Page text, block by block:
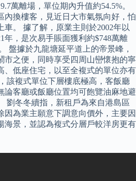
萬離場，單位期內升值約54.5%。
內換樓客，見近日大市氣氛向好，怕
。 據了解，原業主則於2002年以
年，是次易手賬面獲利約$748萬離
盤據於九龍塘延平道上的帝景峰，
市之便，同時享受四周山巒懷抱的寧
、低座住宅，以至全複式的單位亦有
該複式單位下層樓底極高，客飯廳
論客廳或飯廳位置均可飽覽油麻地避
劉冬冬續指，新租戶為來自港島區
因為業主願意下調意向價外，主要因
海景，並認為複式分層戶較洋房更有